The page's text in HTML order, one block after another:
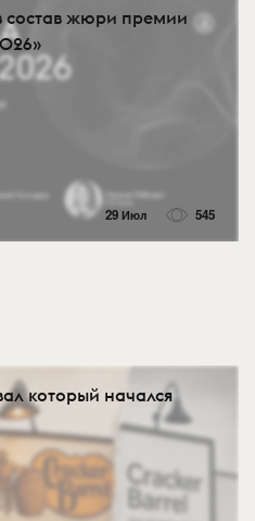
состав жюри премии
29 Июл 545
который начался